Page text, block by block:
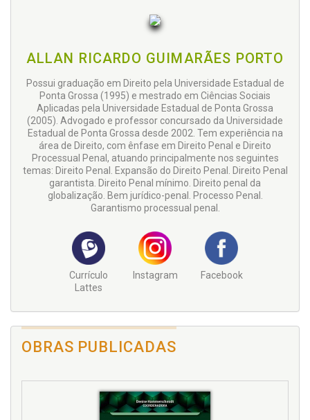
ALLAN RICARDO GUIMARÃES PORTO
Possui graduação em Direito pela Universidade Estadual de
Ponta Grossa (1995) e mestrado em Ciências Sociais
Aplicadas pela Universidade Estadual de Ponta Grossa
(2005). Advogado e professor concursado da Universidade
Estadual de Ponta Grossa desde 2002. Tem experiência na
área de Direito, com ênfase em Direito Penal e Direito
Processual Penal, atuando principalmente nos seguintes
temas: Direito Penal. Expansão do Direito Penal. Direito Penal
garantista. Direito Penal mínimo. Direito penal da
globalização. Bem jurídico-penal. Processo Penal.
Garantismo processual penal.
Currículo
Lattes
Instagram Facebook
OBRAS PUBLICADAS